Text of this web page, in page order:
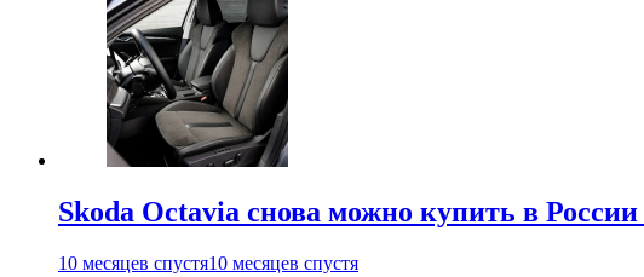
Skoda Octavia снова можно купить в
10 месяцев спустя10 месяцев спустя